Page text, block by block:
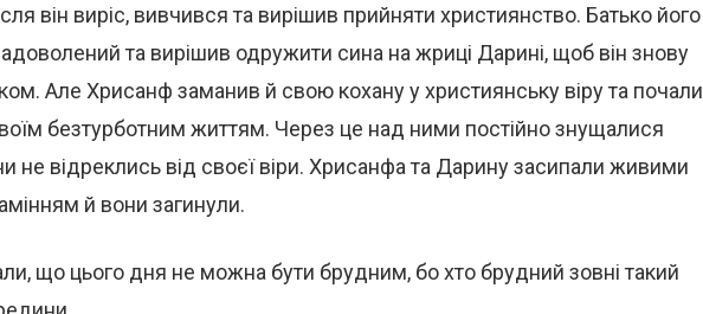
він виріс, вивчився та вирішив прийняти християнство. Батько його
та вирішив одружити сина на жриці Дарині, щоб він знову
Але Хрисанф заманив й свою кохану у християнську віру та почали
безтурботним життям. Через це над ними постійно знущалися
не відреклись від своєї віри. Хрисанфа та Дарину засипали живими
й вони загинули.
що цього дня не можна бути брудним, бо хто брудний зовні такий